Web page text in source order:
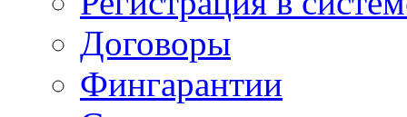
Договоры
Фингарантии